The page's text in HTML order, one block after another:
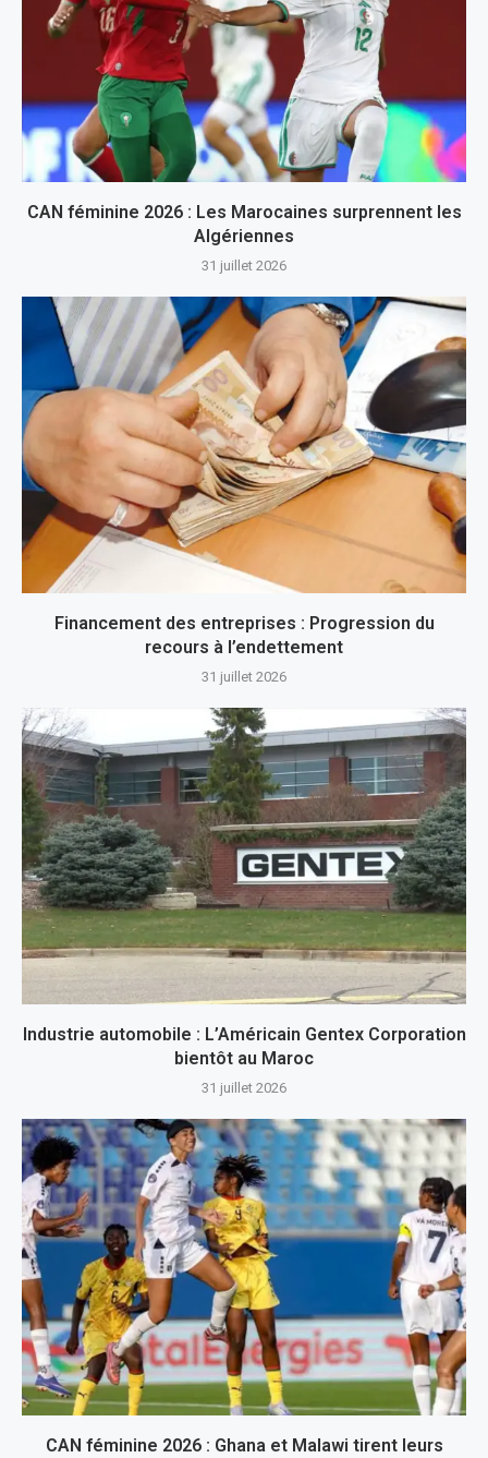
CAN féminine 2026 : Les Marocaines surprennent les
Algériennes
31 juillet 2026
Financement des entreprises : Progression du
recours à l’endettement
31 juillet 2026
Industrie automobile : L’Américain Gentex Corporation
bientôt au Maroc
31 juillet 2026
CAN féminine 2026 : Ghana et Malawi tirent leurs